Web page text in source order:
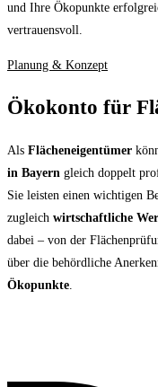
und Ihre Ökopunkte
vertrauensvoll.
Planung & Konzept
Ökokonto für
Als Flächeneigentümer
in Bayern gleich doppelt
Sie leisten einen wichtigen
zugleich wirtschaftliche
dabei – von der
über die behördliche
Ökopunkte.